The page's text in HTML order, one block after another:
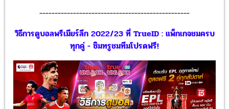
-------------------------------------------------
วิธีการดูบอลพรีเมียร์ลีก 2022/23 ที่ TrueID : แพ็กเกจชมครบ
ทุกคู่ - ซิมทรูชมทีมโปรดฟรี!